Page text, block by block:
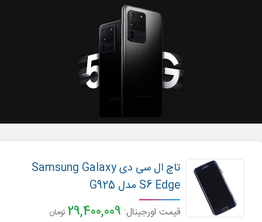
تاچ ال سی دی Samsung Galaxy
S6 Edge مدل G925
قیمت اورجینال: 29,400,009 تومان